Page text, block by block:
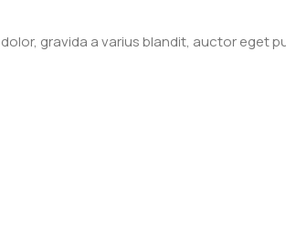
gravida a varius blandit, auctor eget